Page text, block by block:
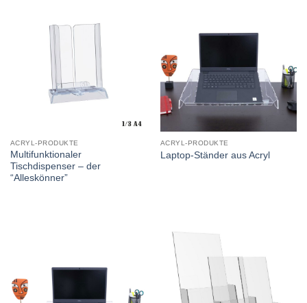
ACRYL-PRODUKTE
Multifunktionaler
Tischdispenser – der
“Alleskönner”
ACRYL-PRODUKTE
Laptop-Ständer aus Acryl